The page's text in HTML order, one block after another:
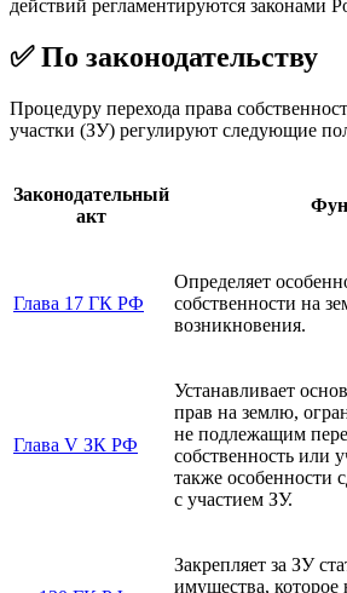
действий регламентируются законами
✅ По законодательству
Процедуру перехода права
участки (ЗУ) регулируют следующие
Законодательный
акт
Глава 17 ГК РФ
Определяет
собственности на
возникновения.
Глава V ЗК РФ
Устанавливает
прав на землю,
не подлежащим
собственность или
также особенности
с участием ЗУ.
Закрепляет за ЗУ
имущества,